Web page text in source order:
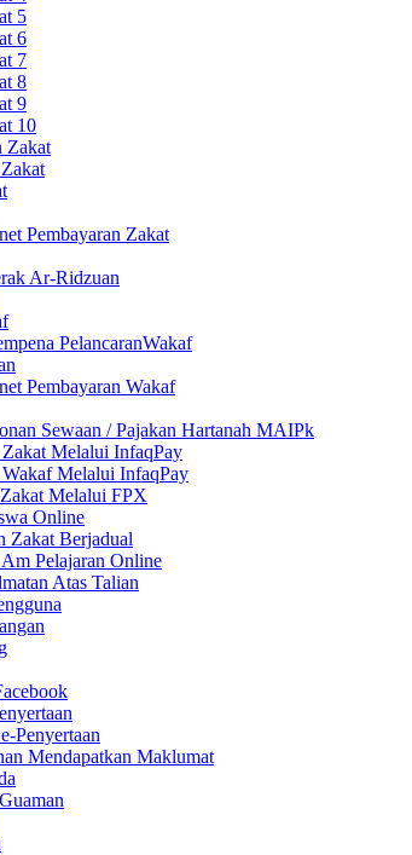
5
6
7
8
9
10
Zakat
Pembayaran Zakat
Ar-Ridzuan
PelancaranWakaf
Pembayaran Wakaf
Sewaan / Pajakan Hartanah MAIPk
Zakat Melalui InfaqPay
Wakaf Melalui InfaqPay
Melalui FPX
Online
Zakat Berjadual
Pelajaran Online
Atas Talian
Penyertaan
Mendapatkan Maklumat